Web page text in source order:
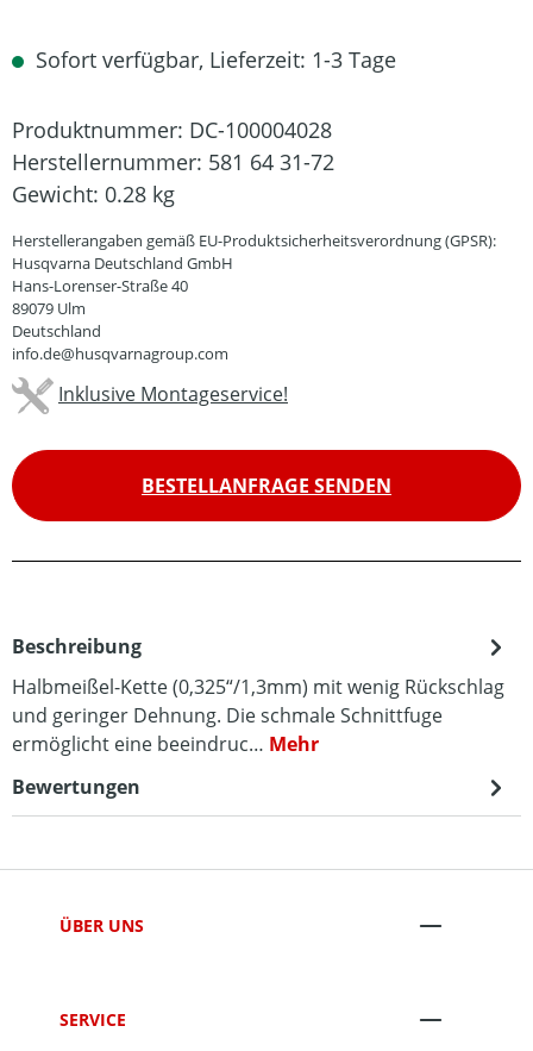
Sofort verfügbar, Lieferzeit: 1-3 Tage
Produktnummer: DC-100004028
Herstellernummer: 581 64 31-72
Gewicht: 0.28 kg
Herstellerangaben gemäß EU-Produktsicherheitsverordnung (GPSR):
Husqvarna Deutschland GmbH
Hans-Lorenser-Straße 40
89079 Ulm
Deutschland
info.de@husqvarnagroup.com
Inklusive Montageservice!
BESTELLANFRAGE SENDEN
Beschreibung
Halbmeißel-Kette (0,325“/1,3mm) mit wenig Rückschlag
und geringer Dehnung. Die schmale Schnittfuge
ermöglicht eine beeindruc… Mehr
Bewertungen
ÜBER UNS
SERVICE